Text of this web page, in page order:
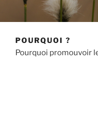
POURQUOI ?
Pourquoi promouvoir